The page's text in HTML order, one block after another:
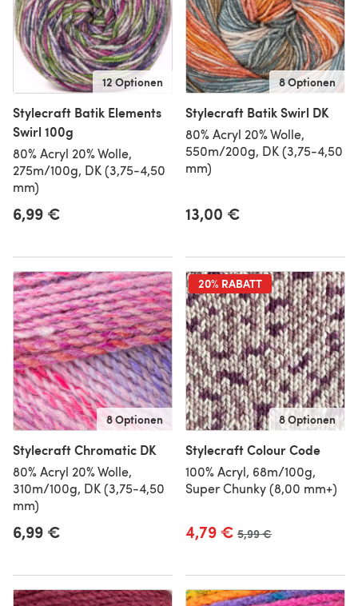
12 Optionen
Stylecraft Batik Elements
Swirl 100g
80% Acryl 20% Wolle,
275m/100g, DK (3,75-4,50
mm)
6,99 €
8 Optionen
Stylecraft Batik Swirl DK
80% Acryl 20% Wolle,
550m/200g, DK (3,75-4,50
mm)
13,00 €
8 Optionen
Stylecraft Chromatic DK
80% Acryl 20% Wolle,
310m/100g, DK (3,75-4,50
mm)
6,99 €
20% RABATT
8 Optionen
Stylecraft Colour Code
100% Acryl, 68m/100g,
Super Chunky (8,00 mm+)
4,79 € Alter Preis
5,99 €